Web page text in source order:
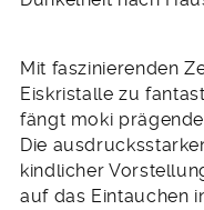
Mit faszinierenden
Eiskristalle zu
fängt moki
Die
kindlicher
auf das Eintauchen